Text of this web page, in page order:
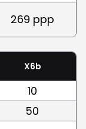
269 ppp
X6b
10
50